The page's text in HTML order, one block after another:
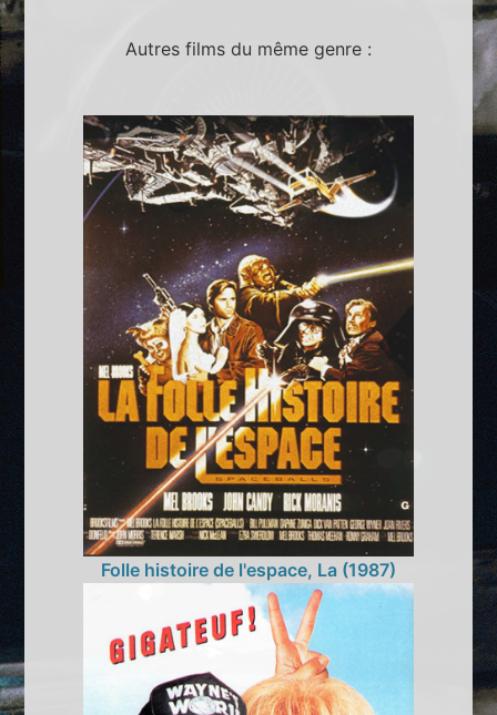
Autres films du même genre :
Folle histoire de l'espace, La (1987)